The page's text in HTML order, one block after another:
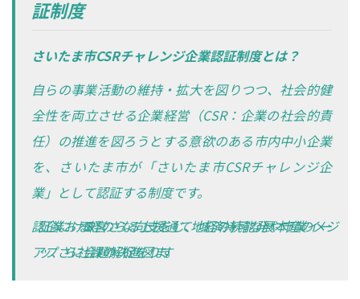
証制度
さいたま市CSRチャレンジ企業認証制度とは？
自らの事業活動の維持・拡大を図りつつ、社会的健
全性を両立させる企業経営（CSR：企業の社会的責
任）の推進を図ろうとする意欲のある市内中小企業
を、さいたま市が「さいたま市CSRチャレンジ企
業」として認証する制度です。
認証企業におけるCSR経営のさらなる向上支援を通じて、地域経済の持続可能な発展や本市産業のイメージ
アップ、さらに社会課題の解決促進を図ります。